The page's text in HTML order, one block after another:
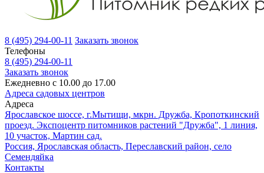
8 (495) 294-00-11 Заказать звонок
Телефоны
8 (495) 294-00-11
Заказать звонок
Ежедневно с 10.00 до 17.00
Адреса садовых центров
Адреса
Ярославское шоссе, г.Мытищи, мкрн. Дружба, Кропоткинский
проезд. Экспоцентр питомников растений "Дружба", 1 линия,
10 участок, Мартин сад.
Россия, Ярославская область, Переславский район, село
Семендяйка
Контакты